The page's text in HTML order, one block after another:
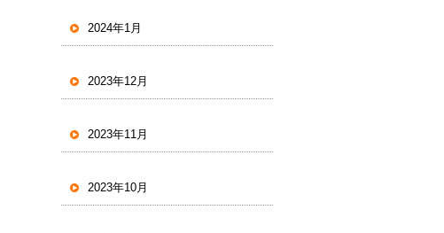
2024年1月
2023年12月
2023年11月
2023年10月